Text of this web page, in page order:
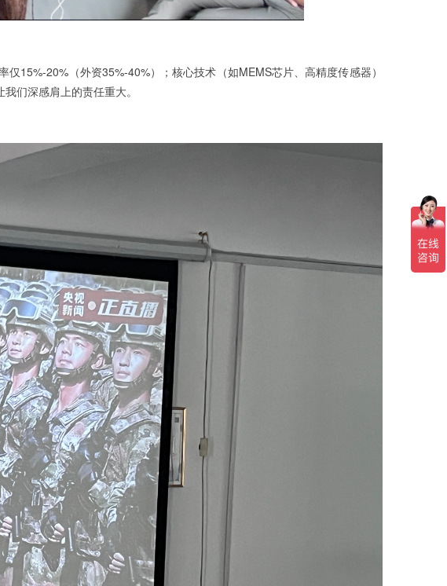
15%-20%（外资35%-40%）；核心技术（如MEMS芯片、高精度传感器）
们深感肩上的责任重大。